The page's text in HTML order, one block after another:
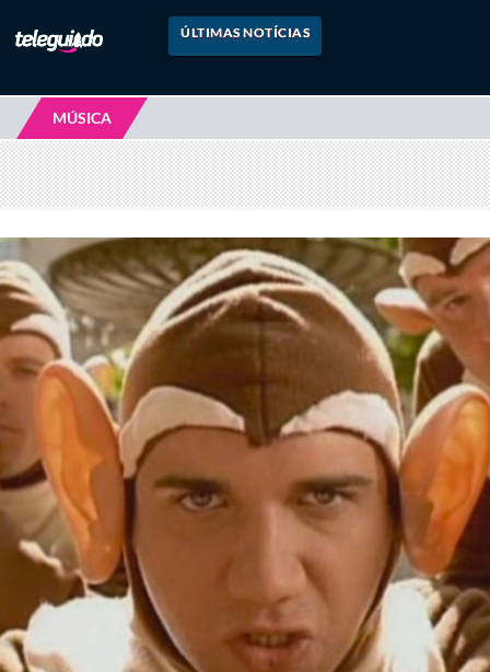
ÚLTIMAS NOTÍCIAS
MÚSICA